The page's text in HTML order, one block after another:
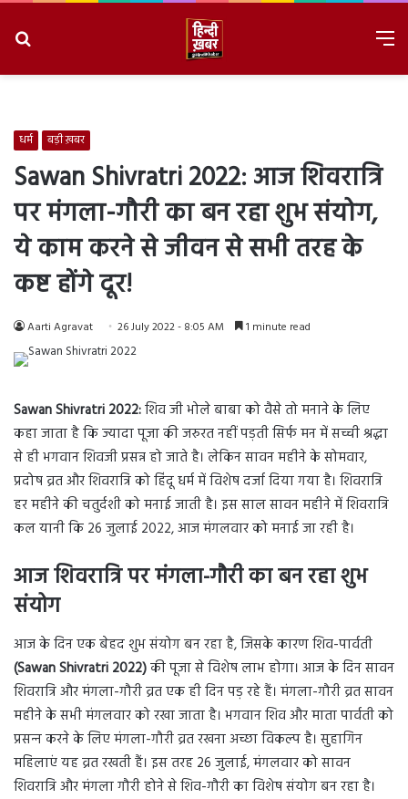
धर्म बड़ी ख़बर
Sawan Shivratri 2022: आज शिवरात्रि
पर मंगला-गौरी का बन रहा शुभ संयोग,
ये काम करने से जीवन से सभी तरह के
कष्ट होंगे दूर!
Aarti Agravat 26 July 2022 - 8:05 AM 1 minute read
Sawan Shivratri 2022:शिव जी भोले बाबा को वैसे तो मनाने के लिए
कहा जाता है कि ज्यादा पूजा की जरुरत नहीं पड़ती सिर्फ मन में सच्ची श्रद्धा
से ही भगवान शिवजी प्रसन्न हो जाते है। लेकिन सावन महीने के सोमवार,
प्रदोष व्रत और शिवरात्रि को हिंदू धर्म में विशेष दर्जा दिया गया है। शिवरात्रि
हर महीने की चतुर्दशी को मनाई जाती है। इस साल सावन महीने में शिवरात्रि
कल यानी कि 26 जुलाई 2022, आज मंगलवार को मनाई जा रही है।
आज शिवरात्रि पर मंगला-गौरी का बन रहा शुभ
संयोग
आज के दिन एक बेहद शुभ संयोग बन रहा है, जिसके कारण शिव-पार्वती
(Sawan Shivratri 2022)की पूजा से विशेष लाभ होगा। आज के दिन सावन
शिवरात्रि और मंगला-गौरी व्रत एक ही दिन पड़ रहे हैं। मंगला-गौरी व्रत सावन
महीने के सभी मंगलवार को रखा जाता है। भगवान शिव और माता पार्वती को
प्रसन्‍न करने के लिए मंगला-गौरी व्रत रखना अच्‍छा विकल्‍प है। सुहागिन
महिलाएं यह व्रत रखती हैं। इस तरह 26 जुलाई, मंगलवार को सावन
शिवरात्रि और मंगला गौरी होने से शिव-गौरी का विशेष संयोग बन रहा है।